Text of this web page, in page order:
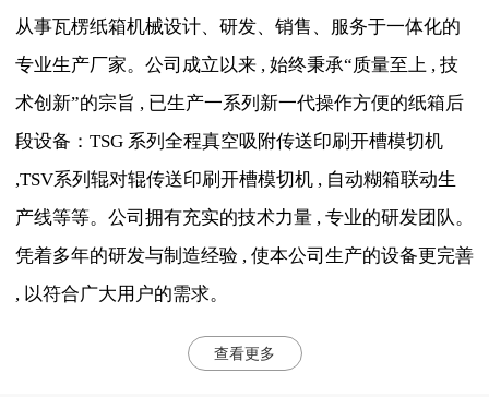
从事瓦楞纸箱机械设计、研发、销售、服务于一体化的
专业生产厂家。公司成立以来 , 始终秉承“质量至上 , 技
术创新”的宗旨 , 已生产一系列新一代操作方便的纸箱后
段设备：TSG 系列全程真空吸附传送印刷开槽模切机
,TSV系列辊对辊传送印刷开槽模切机 , 自动糊箱联动生
产线等等。公司拥有充实的技术力量 , 专业的研发团队。
凭着多年的研发与制造经验 , 使本公司生产的设备更完善
, 以符合广大用户的需求。
查看更多